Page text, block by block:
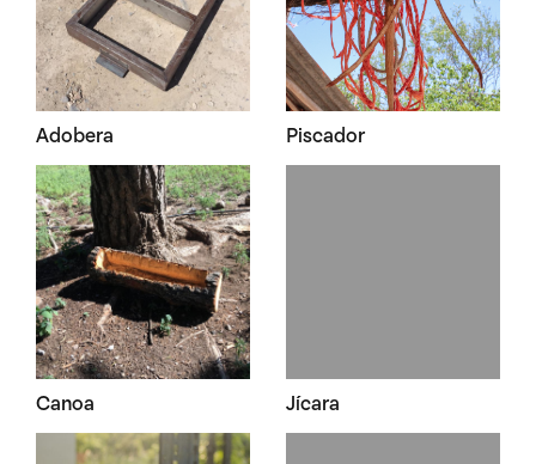
Adobera Piscador
Canoa Jícara